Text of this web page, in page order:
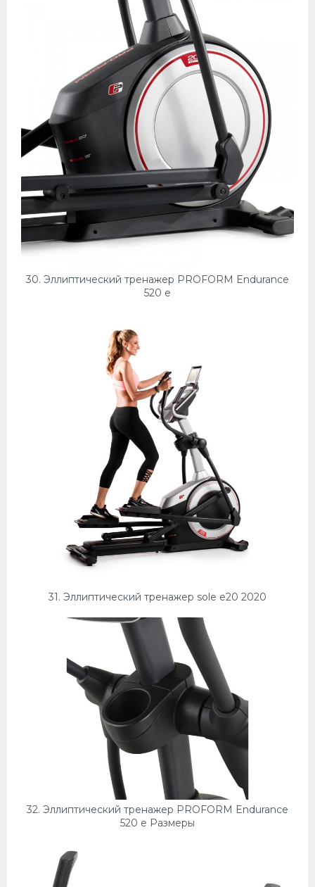
30. Эллиптический тренажер PROFORM Endurance
520 e
31. Эллиптический тренажер sole e20 2020
32. Эллиптический тренажер PROFORM Endurance
520 e Размеры